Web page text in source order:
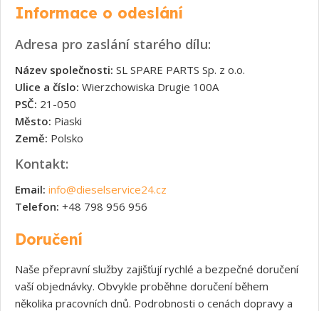
Informace o odeslání
Adresa pro zaslání starého dílu:
Název společnosti: SL SPARE PARTS Sp. z o.o.
Ulice a číslo: Wierzchowiska Drugie 100A
PSČ: 21-050
Město: Piaski
Země: Polsko
Kontakt:
Email: info@dieselservice24.cz
Telefon: +48 798 956 956
Doručení
Naše přepravní služby zajišťují rychlé a bezpečné doručení
vaší objednávky. Obvykle proběhne doručení během
několika pracovních dnů. Podrobnosti o cenách dopravy a